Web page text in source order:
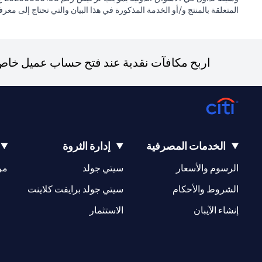
المتعلقة بالمنتج و/أو الخدمة المذكورة في هذا البيان والتي تحتاج إلى
اربح مكافآت نقدية عند فتح حساب عميل
الخدمات المصرفية
الرسوم والأسعار
الشروط والأحكام
إنشاء الآيبان
إدارة الثروة
سيتي جولد
سيتي جولد برايفت كلاينت
الاستثمار